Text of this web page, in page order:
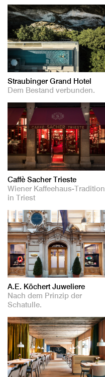
Straubinger Grand Hotel
Dem Bestand verbunden.
Caffè Sacher Trieste
Wiener Kaffeehaus-Tradition
in Triest
A.E. Köchert Juweliere
Nach dem Prinzip der
Schatulle.